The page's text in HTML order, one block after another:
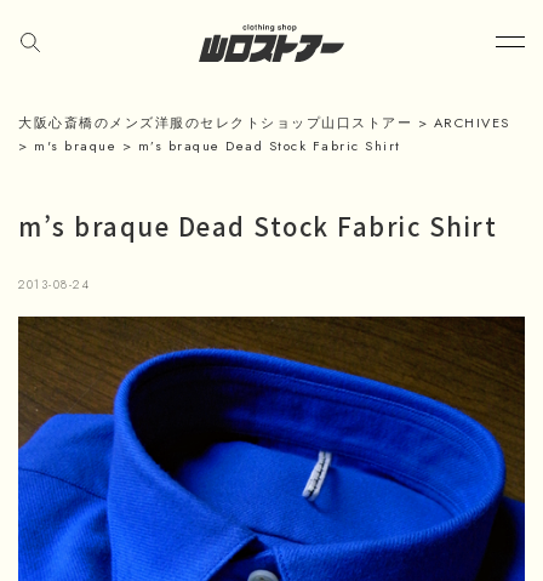
大阪心斎橋のメンズ洋服のセレクトショップ山口ストアー > ARCHIVES
> m's braque > m’s braque Dead Stock Fabric Shirt
m’s braque Dead Stock Fabric Shirt
2013-08-24